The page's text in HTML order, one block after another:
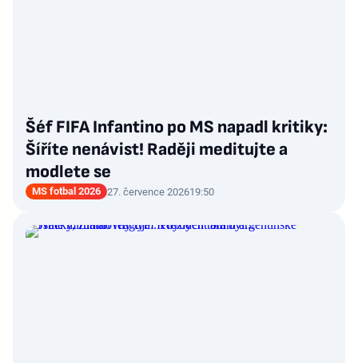
Šéf FIFA Infantino po MS napadl kritiky:
Šíříte nenávist! Raději meditujte a
modlete se
MS fotbal 2026 27. července 202619:50